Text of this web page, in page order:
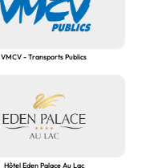
VMCV - Transports Publics
Hôtel Eden Palace Au Lac